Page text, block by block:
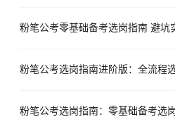
粉笔公考零基础备考选岗指南 避坑
粉笔公考选岗指南进阶版：全流程
粉笔公考选岗指南：零基础备考选